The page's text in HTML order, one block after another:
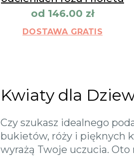
od 146.00 zł
DOSTAWA GRATIS
Kwiaty dla
Czy szukasz idealnego
bukietów, róży i pięknych
wyrażą Twoje uczucia. Oto